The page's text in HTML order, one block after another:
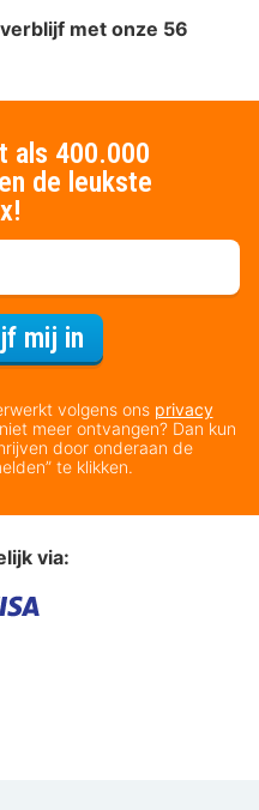
met onze 56
als 400.000
de leukste
mij in
volgens ons privacy
meer ontvangen? Dan kun
door onderaan de
te klikken.
via: